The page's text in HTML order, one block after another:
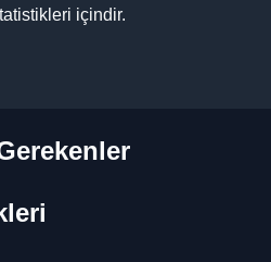
içindir.